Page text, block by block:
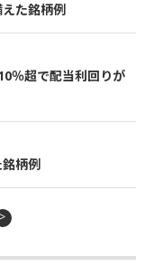
た銘柄例
％超で配当利回りが
柄例